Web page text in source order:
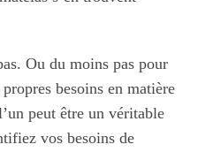
Ou du moins pas pour
besoins en matière
peut être un véritable
vos besoins de